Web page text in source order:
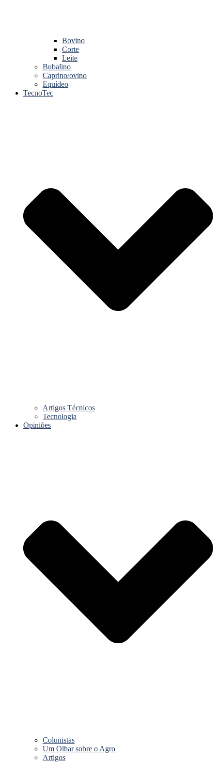
Bovino
Corte
Leite
Bubalino
Caprino/ovino
Equídeo
TecnoTec
Artigos Técnicos
Tecnologia
Opiniões
Colunistas
Um Olhar sobre o Agro
Artigos